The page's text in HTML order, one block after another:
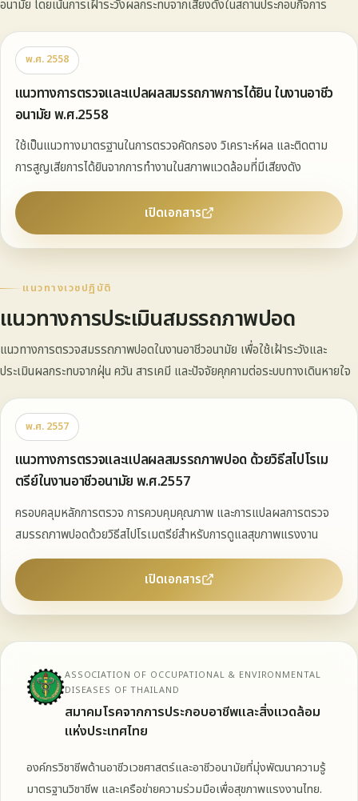
อนามัย โดยเน้นการเฝ้าระวังผลกระทบจากเสียงดังในสถานประกอบกิจการ
พ.ศ. 2558
แนวทางการตรวจและแปลผลสมรรถภาพการได้ยิน ในงานอาชีว
อนามัย พ.ศ.2558
ใช้เป็นแนวทางมาตรฐานในการตรวจคัดกรอง วิเคราะห์ผล และติดตาม
การสูญเสียการได้ยินจากการทำงานในสภาพแวดล้อมที่มีเสียงดัง
เปิดเอกสาร
แนวทางเวชปฏิบัติ
แนวทางการประเมินสมรรถภาพปอด
แนวทางการตรวจสมรรถภาพปอดในงานอาชีวอนามัย เพื่อใช้เฝ้าระวังและ
ประเมินผลกระทบจากฝุ่น ควัน สารเคมี และปัจจัยคุกคามต่อระบบทางเดินหายใจ
พ.ศ. 2557
แนวทางการตรวจและแปลผลสมรรถภาพปอด ด้วยวิธีสไปโรเม
ตรีย์ในงานอาชีวอนามัย พ.ศ.2557
ครอบคลุมหลักการตรวจ การควบคุมคุณภาพ และการแปลผลการตรวจ
สมรรถภาพปอดด้วยวิธีสไปโรเมตรีย์สำหรับการดูแลสุขภาพแรงงาน
เปิดเอกสาร
ASSOCIATION OF OCCUPATIONAL & ENVIRONMENTAL
DISEASES OF THAILAND
สมาคมโรคจากการประกอบอาชีพและสิ่งแวดล้อม
แห่งประเทศไทย
องค์กรวิชาชีพด้านอาชีวเวชศาสตร์และอาชีวอนามัยที่มุ่งพัฒนาความรู้
มาตรฐานวิชาชีพ และเครือข่ายความร่วมมือเพื่อสุขภาพแรงงานไทย.